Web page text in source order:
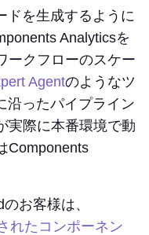
ドを生成するように
Analyticsを
ークフローのスケー
Agentのようなツ
沿ったパイプライン
実際に本番環境で動
Components
お客様は、
れたコンポーネン